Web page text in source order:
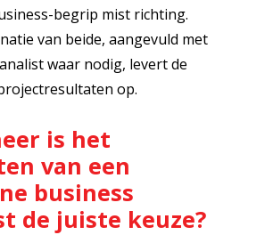
begrip mist richting.
van beide, aangevuld met
waar nodig, levert de
op.
is het
van een
business
de juiste keuze?